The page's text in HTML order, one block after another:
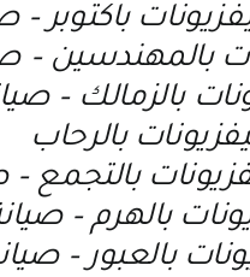
باكتوبر –
بالمهندسين –
بالزمالك –
بالرحاب
بالتجمع –
بالهرم –
بالعبور –